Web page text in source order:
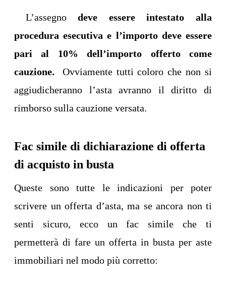
L’assegnodeve essere intestato alla
procedura esecutiva e l’importo deve essere
pari al 10% dell’importo offerto come
cauzione. Ovviamente tutti coloro che non si
aggiudicheranno l’asta avranno il diritto di
rimborso sulla cauzione versata.
Fac simile di dichiarazione di offerta
di acquisto in busta
Queste sono tutte le indicazioni per poter
scrivere un offerta d’asta, ma se ancora non ti
senti sicuro, ecco un fac simile che ti
permetterà di fare un offerta in busta per aste
immobiliari nel modo più corretto: